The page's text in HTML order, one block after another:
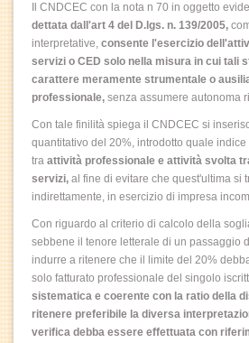
Il CNDCEC con la nota n 70 in oggetto
dettata dall'art 4 del D.lgs. n. 139/2005,
interpretative, consente l'esercizio
servizi o CED solo nella misura in cui tali
carattere meramente strumentale o
professionale, senza assumere autonoma
Con tale finilità spiega il CNDCEC si
quantitativo del 20%, introdotto quale
tra attività professionale e attività svolta
servizi, al fine di evitare che quest'ultima si
indirettamente, in esercizio di impresa
Con riguardo al criterio di calcolo della
sebbene il tenore letterale di un passaggio
indurre a ritenere che il limite del 20%
solo fatturato professionale del singolo
sistematica e coerente con la ratio della
ritenere preferibile la diversa
verifica debba essere effettuata con